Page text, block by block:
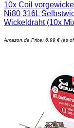
10x Coil
Ni80 316L
Wickeldraht (10x
Amazon.de Price: 6,99 € (as